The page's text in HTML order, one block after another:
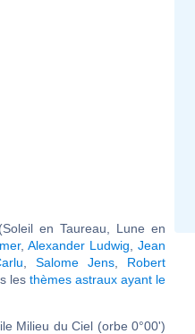
en Taureau, Lune en
,Alexander Ludwig ,Jean
Salome Jens, Robert
les thèmes astraux ayant le
Milieu du Ciel (orbe 0°00')